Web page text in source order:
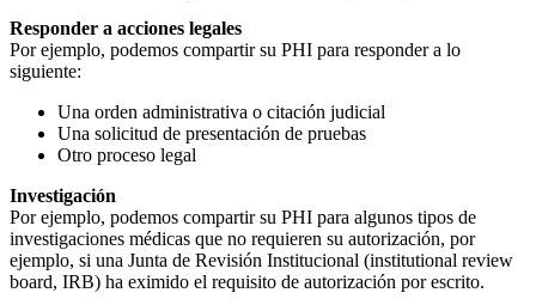
Responder a acciones legales
Por ejemplo, podemos compartir su PHI para responder a lo
siguiente:
Una orden administrativa o citación judicial
Una solicitud de presentación de pruebas
Otro proceso legal
Investigación
Por ejemplo, podemos compartir su PHI para algunos tipos de
investigaciones médicas que no requieren su autorización, por
ejemplo, si una Junta de Revisión Institucional (institutional review
board, IRB) ha eximido el requisito de autorización por escrito.